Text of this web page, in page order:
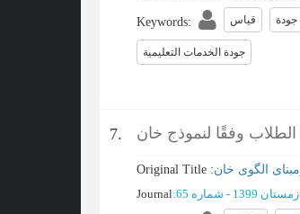
Keywords: ﻗﻴﺎﺱ جودة
جودة الخدمات التعلیمیة
7. وفقًا لنموذج خان
Original Title :الگوی خان
Journal: زمستان 1399 - شماره 65